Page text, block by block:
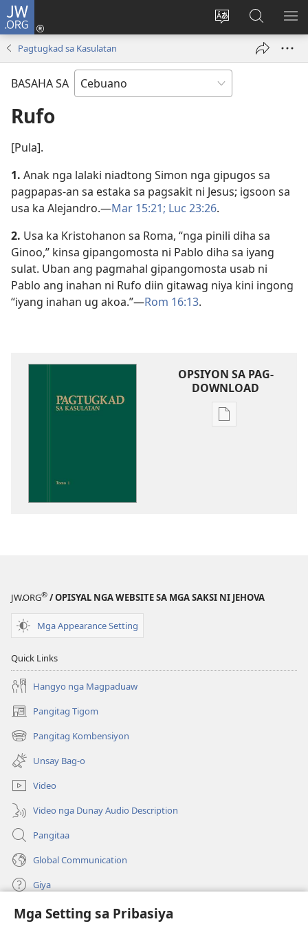
Mga Setting sa Pribasiya
JW.ORG
Ilisi
pinulongan
sa
site
Log
ug
Pangitaa
sa
JW.ORG
Pagtugkad sa Kasulatan
BASAHA SA
Rufo
[Pula].
1. Anak nga lalaki niadtong Simon nga gipugos sa
pagpapas-an sa estaka sa pagsakit ni Jesus; igsoon sa
usa ka Alejandro.​—Mar 15:21; Luc 23:26.
2. Usa ka Kristohanon sa Roma, “nga pinili diha sa
Ginoo,” kinsa gipangomosta ni Pablo diha sa iyang
sulat. Uban ang pagmahal gipangomosta usab ni
Pablo ang inahan ni Rufo diin gitawag niya kini ingong
“iyang inahan ug akoa.”​—Rom 16:13.
OPSIYON SA PAG-
DOWNLOAD
Opsiyon
JW.ORG® / OPISYAL NGA WEBSITE SA MGA SAKSI NI JEHOVA
Mga Appearance Setting
Quick Links
Hangyo nga Magpaduaw
Pangitag Tigom
(mo-
open
ug
bag-
ong
window)
Pangitag Kombensiyon
(mo-
open
ug
bag-
ong
window)
Unsay Bag-o
Video
Video nga Dunay Audio Description
Pangitaa
Global Communication
Giya
Donasyon